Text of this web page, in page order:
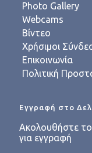
Photo Gallery
Webcams
Βίντεο
Χρήσιμοι
Επικοινωνία
Πολιτική
Εγγραφή στο
Ακολουθήστε
για εγγραφή